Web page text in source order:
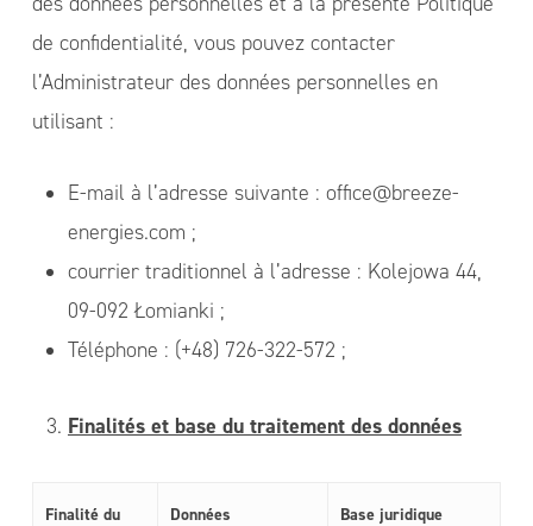
de confidentialité, vous pouvez contacter
l’Administrateur des données personnelles en
utilisant :
E-mail à l’adresse suivante : office@breeze-
energies.com ;
courrier traditionnel à l’adresse : Kolejowa 44,
09-092 Łomianki ;
Téléphone : (+48) 726-322-572 ;
Finalités et base du traitement des données
Finalité du
Données
Base juridique